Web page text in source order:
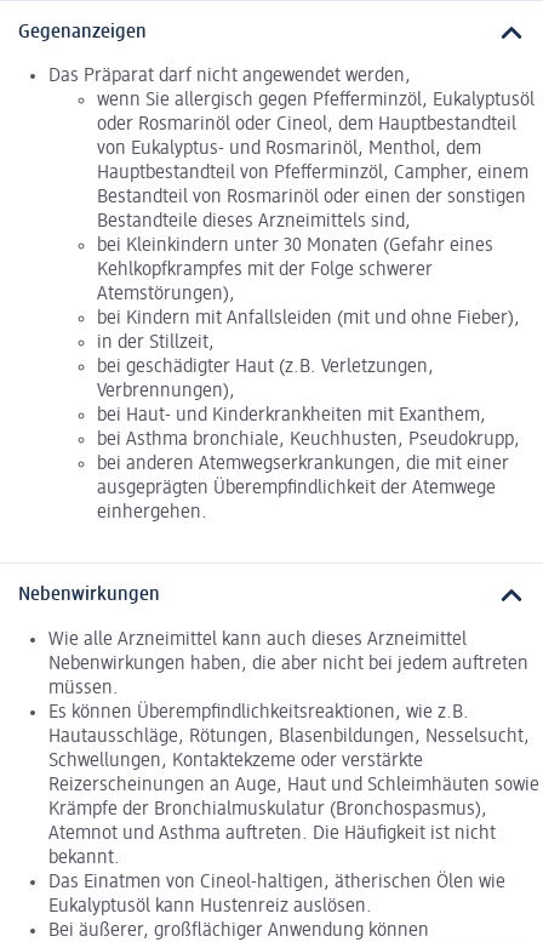
Gegenanzeigen
Das Präparat darf nicht angewendet werden,
wenn Sie allergisch gegen Pfefferminzöl, Eukalyptusöl
oder Rosmarinöl oder Cineol, dem Hauptbestandteil
von Eukalyptus- und Rosmarinöl, Menthol, dem
Hauptbestandteil von Pfefferminzöl, Campher, einem
Bestandteil von Rosmarinöl oder einen der sonstigen
Bestandteile dieses Arzneimittels sind,
bei Kleinkindern unter 30 Monaten (Gefahr eines
Kehlkopfkrampfes mit der Folge schwerer
Atemstörungen),
bei Kindern mit Anfallsleiden (mit und ohne Fieber),
in der Stillzeit,
bei geschädigter Haut (z.B. Verletzungen,
Verbrennungen),
bei Haut- und Kinderkrankheiten mit Exanthem,
bei Asthma bronchiale, Keuchhusten, Pseudokrupp,
bei anderen Atemwegserkrankungen, die mit einer
ausgeprägten Überempfindlichkeit der Atemwege
einhergehen.
Nebenwirkungen
Wie alle Arzneimittel kann auch dieses Arzneimittel
Nebenwirkungen haben, die aber nicht bei jedem auftreten
müssen.
Es können Überempfindlichkeitsreaktionen, wie z.B.
Hautausschläge, Rötungen, Blasenbildungen, Nesselsucht,
Schwellungen, Kontaktekzeme oder verstärkte
Reizerscheinungen an Auge, Haut und Schleimhäuten sowie
Krämpfe der Bronchialmuskulatur (Bronchospasmus),
Atemnot und Asthma auftreten. Die Häufigkeit ist nicht
bekannt.
Das Einatmen von Cineol-haltigen, ätherischen Ölen wie
Eukalyptusöl kann Hustenreiz auslösen.
Bei äußerer, großflächiger Anwendung können